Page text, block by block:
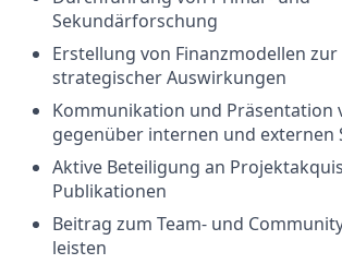
Sekundärforschung
Erstellung von Finanzmodellen
strategischer Auswirkungen
Kommunikation und Präsentation
gegenüber internen und externen
Aktive Beteiligung an
Publikationen
Beitrag zum Team- und
leisten